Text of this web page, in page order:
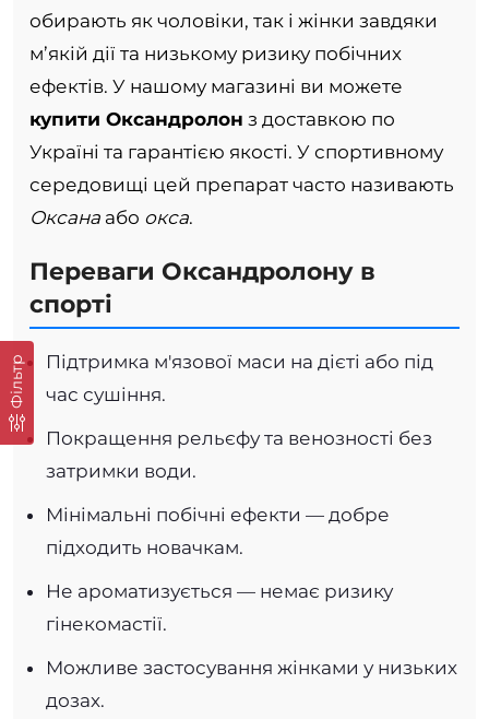
Фільтр
обирають як чоловіки, так і жінки завдяки
м’якій дії та низькому ризику побічних
ефектів. У нашому магазині ви можете
купити Оксандролон з доставкою по
Україні та гарантією якості. У спортивному
середовищі цей препарат часто називають
Оксана або окса.
Переваги Оксандролону в
спорті
Підтримка м'язової маси на дієті або під
час сушіння.
Покращення рельєфу та венозності без
затримки води.
Мінімальні побічні ефекти — добре
підходить новачкам.
Не ароматизується — немає ризику
гінекомастії.
Можливе застосування жінками у низьких
дозах.